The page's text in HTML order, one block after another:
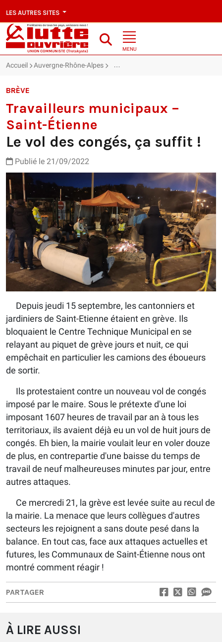
LES AUTRES SITES
MENU
Accueil Auvergne-Rhône-Alpes Travailleurs municipaux – Saint-
BRÈVE
Travailleurs municipaux –
Saint-Étienne
Le vol des congés, ça suffit !
Publié le 21/09/2022
Depuis jeudi 15 septembre, les cantonniers et
jardiniers de Saint-Etienne étaient en grève. Ils
bloquaient le Centre Technique Municipal en se
relayant au piquet de grève jours et nuit, ce qui
empêchait en particulier les camions des éboueurs
de sortir.
Ils protestaient contre un nouveau vol de congés
imposé par le maire. Sous le prétexte d'une loi
imposant 1607 heures de travail par an à tous les
territoriaux, ils avaient déjà eu un vol de huit jours de
congés. Eh bien, la mairie voulait leur en voler douze
de plus, en contrepartie d'une baisse du temps de
travail de neuf malheureuses minutes par jour, entre
autres attaques.
Ce mercredi 21, la grève est levée suite au recul de
la mairie. La menace que leurs collègues d'autres
secteurs les rejoignent a sans doute pesé dans la
balance. En tout cas, face aux attaques actuelles et
futures, les Communaux de Saint-Étienne nous ont
montré comment réagir !
PARTAGER
À LIRE AUSSI